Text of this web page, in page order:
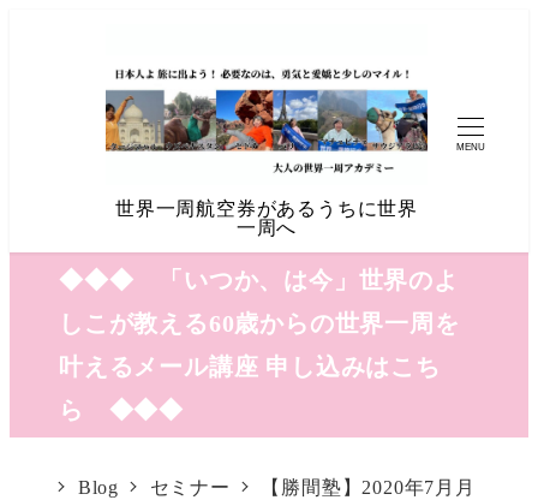
世界一周航空券があるうちに世界
一周へ
MENU
◆◆◆ 「いつか、は今」世界のよ
しこが教える60歳からの世界一周を
叶えるメール講座 申し込みはこち
ら ◆◆◆
Blog セミナー
【勝間塾】2020年7月月